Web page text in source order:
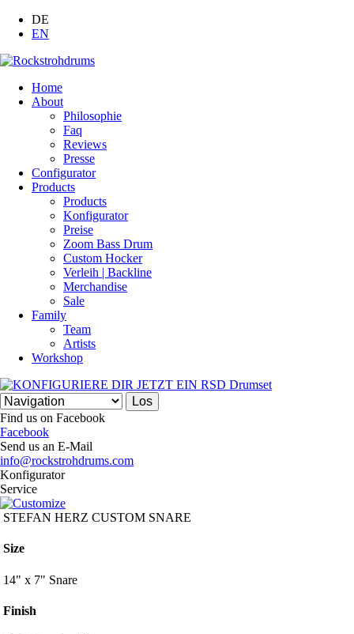
DE
EN
Home
About
Philosophie
Faq
Reviews
Presse
Configurator
Products
Products
Konfigurator
Preise
Zoom Bass Drum
Custom Hocker
Verleih | Backline
Merchandise
Sale
Family
Team
Artists
Workshop
Find us on Facebook
Facebook
Send us an E-Mail
info@rockstrohdrums.com
Konfigurator
Service
STEFAN HERZ CUSTOM SNARE
Size
14" x 7" Snare
Finish